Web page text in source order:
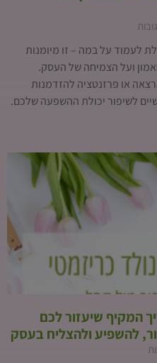
לעמוד על במה – זו מיומנות
ועל הצמיחה של העסק.
או פרזנטציה להזדמנות
לשיפור יכולת ההשפעה שלכם.
המקיף שיעזור לכם
להשפיע ולהצליח בעסק